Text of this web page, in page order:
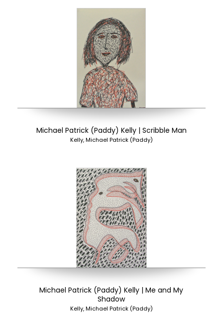
Michael Patrick (Paddy) Kelly | Scribble Man
Kelly, Michael Patrick (Paddy)
Michael Patrick (Paddy) Kelly | Me and My
Shadow
Kelly, Michael Patrick (Paddy)